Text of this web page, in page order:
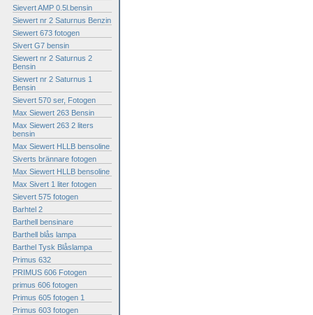
Sievert AMP 0.5l.bensin
Siewert nr 2 Saturnus Benzin
Siewert 673 fotogen
Sivert G7 bensin
Siewert nr 2 Saturnus 2
Bensin
Siewert nr 2 Saturnus 1
Bensin
Sievert 570 ser, Fotogen
Max Siewert 263 Bensin
Max Siewert 263 2 liters
bensin
Max Siewert HLLB bensoline
Siverts brännare fotogen
Max Siewert HLLB bensoline
Max Sivert 1 liter fotogen
Sievert 575 fotogen
Barhtel 2
Barthell bensinare
Barthell blås lampa
Barthel Tysk Blåslampa
Primus 632
PRIMUS 606 Fotogen
primus 606 fotogen
Primus 605 fotogen 1
Primus 603 fotogen